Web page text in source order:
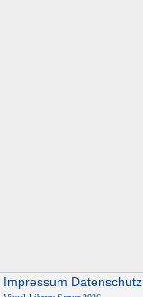
Impressum Datenschutz